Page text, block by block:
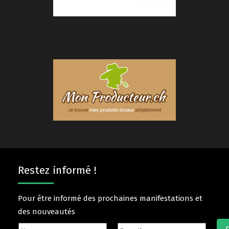
Restez informé !
Pour être informé des prochaines manifestations et
des nouveautés